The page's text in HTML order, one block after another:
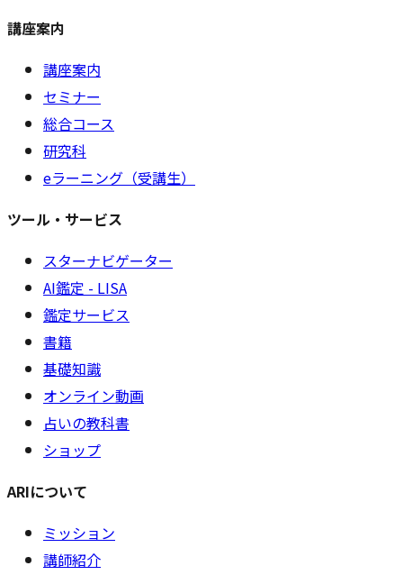
講座案内
講座案内
セミナー
総合コース
研究科
eラーニング（受講生）
ツール・サービス
スターナビゲーター
AI鑑定 - LISA
鑑定サービス
書籍
基礎知識
オンライン動画
占いの教科書
ショップ
ARIについて
ミッション
講師紹介